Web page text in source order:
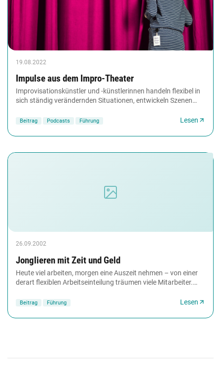
19.08.2022
Impulse aus dem Impro-Theater
Improvisationskünstler und -künstlerinnen handeln flexibel in
sich ständig verändernden Situationen, entwickeln Szenen
Beitrag Podcasts Führung Lesen
26.09.2002
Jonglieren mit Zeit und Geld
Heute viel arbeiten, morgen eine Auszeit nehmen – von einer
derart flexiblen Arbeitseinteilung träumen viele Mitarbeiter.
Beitrag Führung Lesen